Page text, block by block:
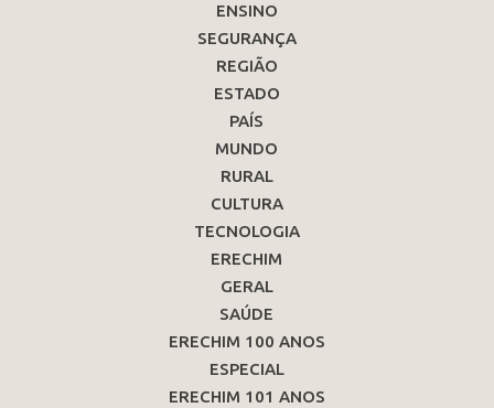
ENSINO
SEGURANÇA
REGIÃO
ESTADO
PAÍS
MUNDO
RURAL
CULTURA
TECNOLOGIA
ERECHIM
GERAL
SAÚDE
ERECHIM 100 ANOS
ESPECIAL
ERECHIM 101 ANOS